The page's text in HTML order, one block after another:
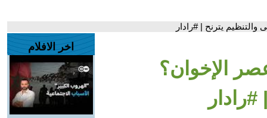
يترنح | #رادار
الإخوان؟
اخر الافلام